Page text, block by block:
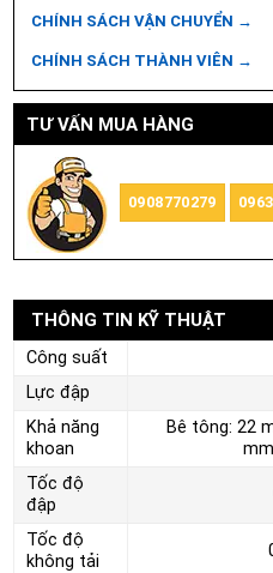
CHÍNH SÁCH VẬN CHUYỂN →
CHÍNH SÁCH THÀNH VIÊN →
TƯ VẤN MUA HÀNG
0908770279
THÔNG TIN KỸ THUẬT
Công suất
Lực đập
Khả năng
khoan
Bê tông: 22
Tốc độ
đập
Tốc độ
không tải